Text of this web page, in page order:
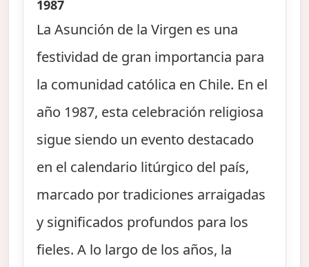
1987
La Asunción de la Virgen es una
festividad de gran importancia para
la comunidad católica en Chile. En el
año 1987, esta celebración religiosa
sigue siendo un evento destacado
en el calendario litúrgico del país,
marcado por tradiciones arraigadas
y significados profundos para los
fieles. A lo largo de los años, la